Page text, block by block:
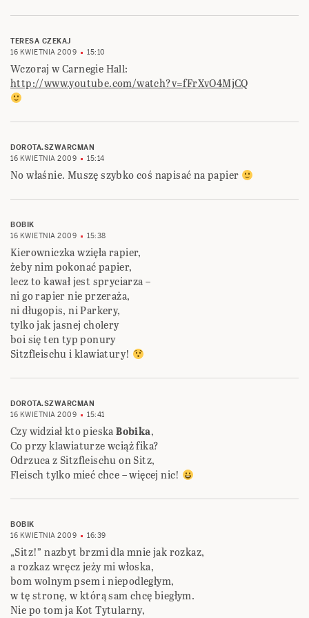
TERESA CZEKAJ
16 KWIETNIA 2009
15:10
Wczoraj w Carnegie Hall:
http://www.youtube.com/watch?v=fFrXvO4MjCQ
DOROTA.SZWARCMAN
16 KWIETNIA 2009
15:14
No właśnie. Muszę szybko coś napisać na papier
BOBIK
16 KWIETNIA 2009
15:38
Kierowniczka wzięła rapier,
żeby nim pokonać papier,
lecz to kawał jest spryciarza –
ni go rapier nie przeraża,
ni długopis, ni Parkery,
tylko jak jasnej cholery
boi się ten typ ponury
Sitzfleischu i klawiatury!
DOROTA.SZWARCMAN
16 KWIETNIA 2009
15:41
Czy widział kto pieskaBobika,
Co przy klawiaturze wciąż fika?
Odrzuca z Sitzfleischu on Sitz,
Fleisch tylko mieć chce – więcej nic!
BOBIK
16 KWIETNIA 2009
16:39
„Sitz!” nazbyt brzmi dla mnie jak rozkaz,
a rozkaz wręcz jeży mi włoska,
bom wolnym psem i niepodległym,
w tę stronę, w którą sam chcę biegłym.
Nie po tom ja Kot Tytularny,